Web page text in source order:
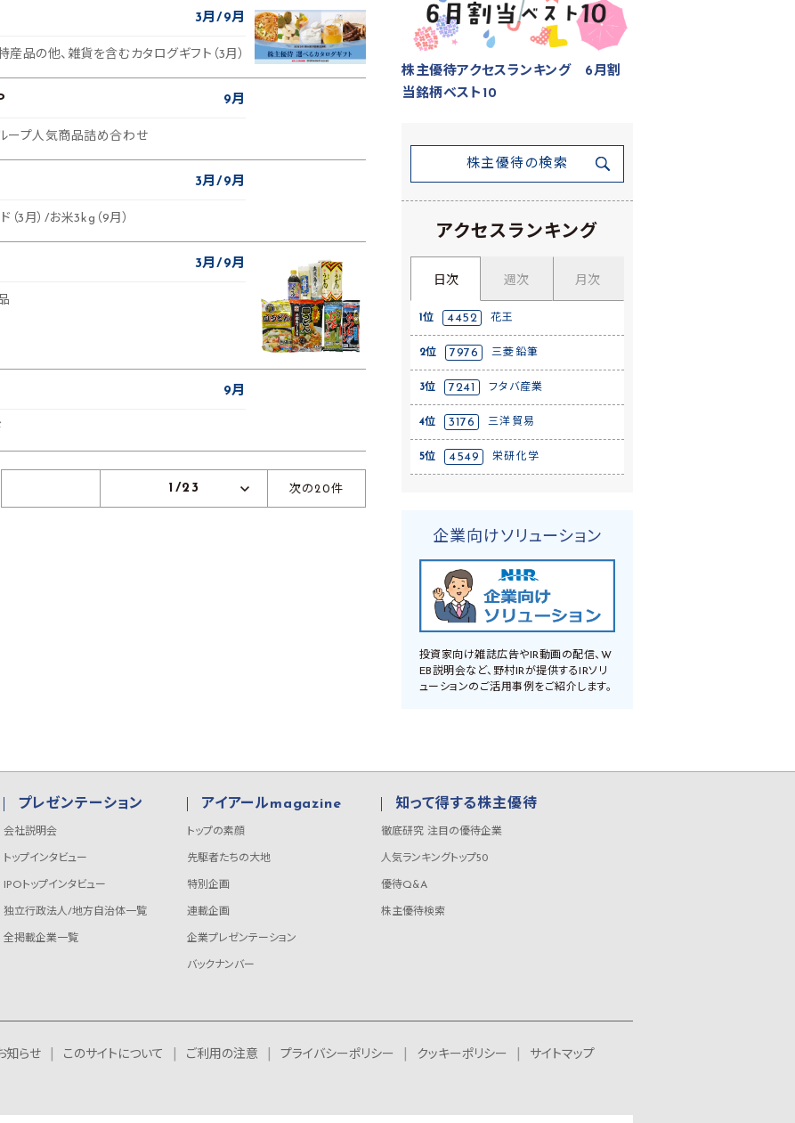
3月 9月
品の他、雑貨を含むカタログギフト（3月）
9月
ープ人気商品詰め合わせ
3月 9月
3月）/お米3kg（9月）
3月 9月
9月
1/23 次の20件
株主優待アクセスランキング 6月割
当銘柄ベスト10
株主優待の検索
アクセスランキング
日次 週次 月次
1位 4452 花王
2位 7976 三菱鉛筆
3位 7241 フタバ産業
4位 3176 三洋貿易
5位 4549 栄研化学
企業向けソリューション
投資家向け雑誌広告やIR動画の配信、W
EB説明会など、野村IRが提供するIRソリ
ューションのご活用事例をご紹介します。
プレゼンテーション
会社説明会
トップインタビュー
IPOトップインタビュー
独立行政法人/地方自治体一覧
全掲載企業一覧
アイアールmagazine
トップの素顔
先駆者たちの大地
特別企画
連載企画
企業プレゼンテーション
バックナンバー
知って得する株主優待
徹底研究 注目の優待企業
人気ランキングトップ50
優待Q&A
株主優待検索
知らせ このサイトについて ご利用の注意 プライバシーポリシー クッキーポリシー
サイトマップ